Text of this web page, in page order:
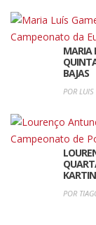
MARIA
BAJAS
POR
POR